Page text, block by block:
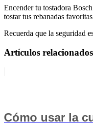
Encender tu tostadora
tostar tus rebanadas
Recuerda que la seguridad
Artículos
Cómo usar la